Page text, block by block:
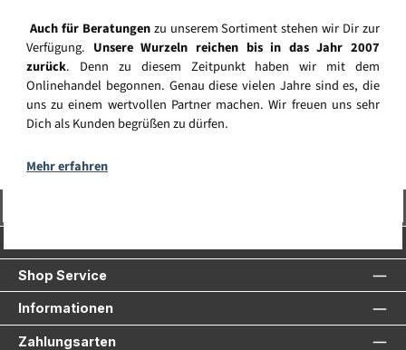
Auch für Beratungenzu unserem Sortiment stehen wir Dir zur
Verfügung. Unsere Wurzeln reichen bis in das Jahr 2007
zurück. Denn zu diesem Zeitpunkt haben wir mit dem
Onlinehandel begonnen. Genau diese vielen Jahre sind es, die
uns zu einem wertvollen Partner machen. Wir freuen uns sehr
Dich als Kunden begrüßen zu dürfen.
Mehr erfahren
Shop Service
Informationen
Zahlungsarten